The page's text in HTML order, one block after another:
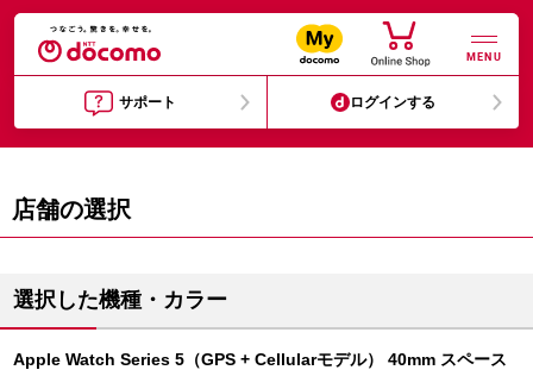
MENU
サポート ログインする
店舗の選択
選択した機種・カラー
Apple Watch Series 5（GPS + Cellularモデル） 40mm スペース